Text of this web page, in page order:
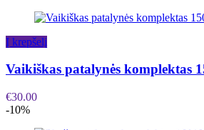
Į krepšelį
Vaikiškas patalynės komplektas
€30.00
-10%